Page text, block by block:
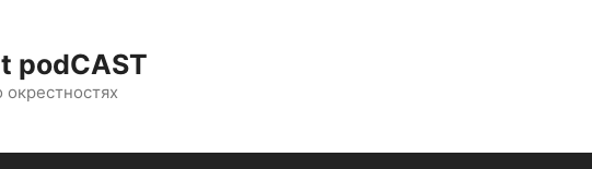
podCAST